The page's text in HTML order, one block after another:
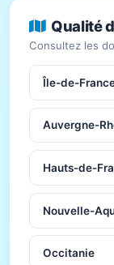
Qualité
Consultez les
Île-de-
Auvergne-
Hauts-de-
Nouvelle-
Occitanie